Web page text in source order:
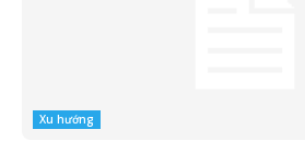
Xu hướng